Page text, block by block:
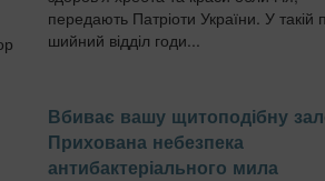
передають Патріоти України. У такій
шийний відділ годи...
Вбиває вашу щитоподібну
Прихована небезпека
антибактеріального мила